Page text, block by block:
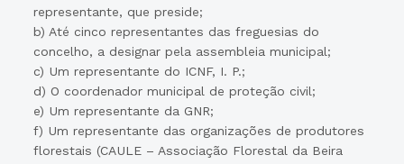
representante, que preside;
b) Até cinco representantes das freguesias do
concelho, a designar pela assembleia municipal;
c) Um representante do ICNF, I. P.;
d) O coordenador municipal de proteção civil;
e) Um representante da GNR;
f) Um representante das organizações de produtores
florestais (CAULE – Associação Florestal da Beira